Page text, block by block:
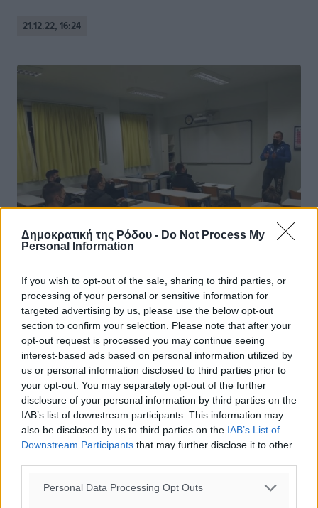
Δημοκρατική της Ρόδου - Do Not Process My
Personal Information
If you wish to opt-out of the sale, sharing to third parties, or
processing of your personal or sensitive information for
targeted advertising by us, please use the below opt-out
section to confirm your selection. Please note that after your
opt-out request is processed you may continue seeing
interest-based ads based on personal information utilized by
us or personal information disclosed to third parties prior to
your opt-out. You may separately opt-out of the further
disclosure of your personal information by third parties on the
IAB’s list of downstream participants. This information may
also be disclosed by us to third parties on the IAB’s List of
Downstream Participants that may further disclose it to other
Personal Data Processing Opt Outs
21.12.22, 16:24
Διαιτησία: Έτοιμοι για τη διοργάνωση
νέας σχολής
Ένα ακόμα βήμα προς την κατεύθυνση της ενίσχυσης
της δύναμης των εν ενεργεία διαιτητών, σε μία περίοδο
που ο χώρος το έχει απόλυτη ανάγκη, είναι έτοιμοι να
κάνουν η ΕΠΣΔ, η ...
21.12.22, 16:22